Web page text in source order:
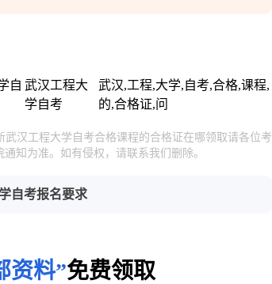
自 武汉工程大
学自考
武汉,工程,大学,自考,合格,课程,
的,合格证,问
汉工程大学自考合格课程的合格证在哪领取请各位考
知为准。如有侵权，请联系我们删除。
自考报名要求
资料”免费领取